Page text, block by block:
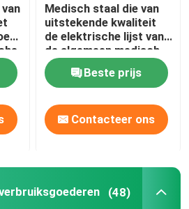
het ziekenhuisbaby
noodsituatiebrancard
Medisch staal die van
uitstekende kwaliteit
de elektrische lijst van
de algemeen medisch
onderzoeklaag
bespuitenBeste prijs
Contacteer ons
(48)